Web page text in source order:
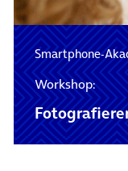
Smartphone-
Workshop: